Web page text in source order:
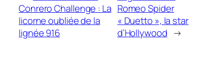
Conrero Challenge : La
licorne oubliée de la
lignée 916
Romeo Spider
« Duetto », la star
d’Hollywood →